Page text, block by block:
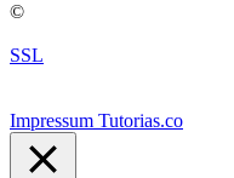
©
SSL
Impressum Tutorias.co